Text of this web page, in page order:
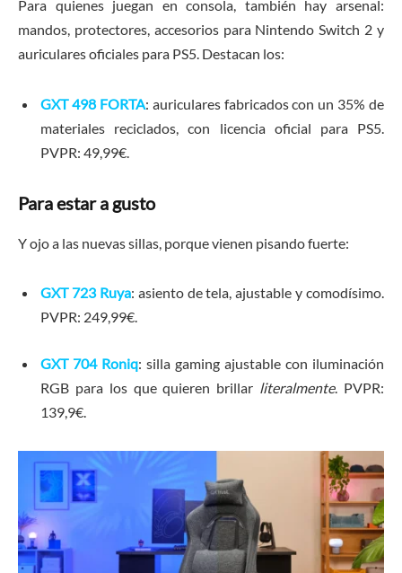
Para quienes juegan en consola, también hay arsenal:
mandos, protectores, accesorios para Nintendo Switch 2 y
auriculares oficiales para PS5. Destacan los:
GXT 498 FORTA: auriculares fabricados con un 35% de
materiales reciclados, con licencia oficial para PS5.
PVPR: 49,99€.
Para estar a gusto
Y ojo a las nuevas sillas, porque vienen pisando fuerte:
GXT 723 Ruya: asiento de tela, ajustable y comodísimo.
PVPR: 249,99€.
GXT 704 Roniq: silla gaming ajustable con iluminación
RGB para los que quieren brillar literalmente. PVPR:
139,9€.